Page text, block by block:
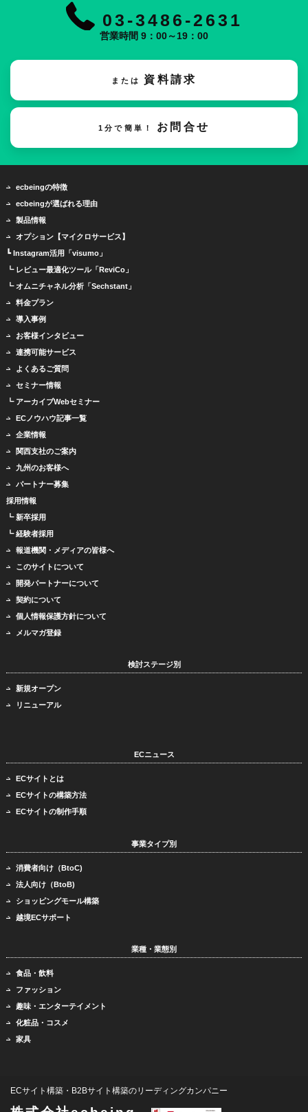
03-3486-2631
営業時間 9：00～19：00
または 資料請求
1分で簡単！ お問合せ
ecbeingの特徴
ecbeingが選ばれる理由
製品情報
オプション【マイクロサービス】
┗ Instagram活用「visumo」
┗ レビュー最適化ツール「ReviCo」
┗ オムニチャネル分析「Sechstant」
料金プラン
導入事例
お客様インタビュー
連携可能サービス
よくあるご質問
セミナー情報
┗ アーカイブWebセミナー
ECノウハウ記事一覧
企業情報
関西支社のご案内
九州のお客様へ
パートナー募集
採用情報
┗ 新卒採用
┗ 経験者採用
報道機関・メディアの皆様へ
このサイトについて
開発パートナーについて
契約について
個人情報保護方針について
メルマガ登録
検討ステージ別
新規オープン
リニューアル
ECニュース
ECサイトとは
ECサイトの構築方法
ECサイトの制作手順
事業タイプ別
消費者向け（BtoC)
法人向け（BtoB)
ショッピングモール構築
越境ECサポート
業種・業態別
食品・飲料
ファッション
趣味・エンターテイメント
化粧品・コスメ
家具
ECサイト構築・B2Bサイト構築のリーディングカンパニー